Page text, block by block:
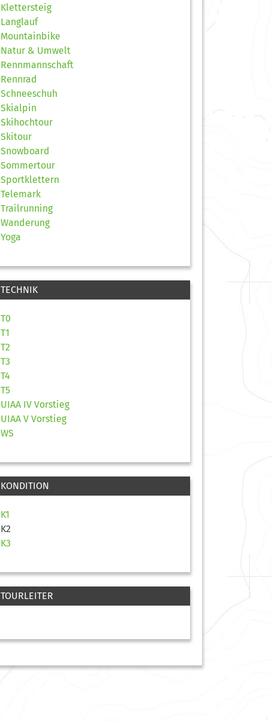
Klettersteig
Langlauf
Mountainbike
Natur & Umwelt
Rennmannschaft
Rennrad
Schneeschuh
Skialpin
Skihochtour
Skitour
Snowboard
Sommertour
Sportklettern
Telemark
Trailrunning
Wanderung
Yoga
TECHNIK
T0
T1
T2
T3
T4
T5
UIAA IV Vorstieg
UIAA V Vorstieg
WS
KONDITION
K1
K2
K3
TOURLEITER